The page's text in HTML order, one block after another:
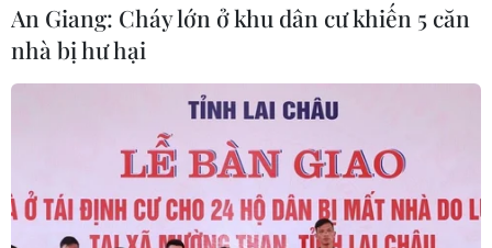
An Giang: Cháy lớn ở khu dân cư khiến 5 căn
nhà bị hư hại